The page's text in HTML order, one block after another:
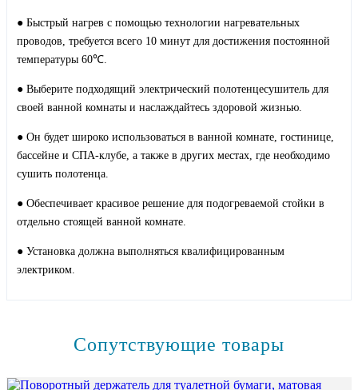
● Быстрый нагрев с помощью технологии нагревательных
проводов, требуется всего 10 минут для достижения постоянной
температуры 60℃.
● Выберите подходящий электрический полотенцесушитель для
своей ванной комнаты и наслаждайтесь здоровой жизнью.
● Он будет широко использоваться в ванной комнате, гостинице,
бассейне и СПА-клубе, а также в других местах, где необходимо
сушить полотенца.
● Обеспечивает красивое решение для подогреваемой стойки в
отдельно стоящей ванной комнате.
● Установка должна выполняться квалифицированным
электриком.
Сопутствующие товары